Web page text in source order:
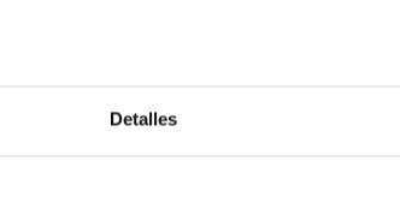
Detalles
no acogido a Convenio, en la modalidad
bis de la Ley 14/2011, de 1 de junio,
Nuevos Grandes Telescopios en los